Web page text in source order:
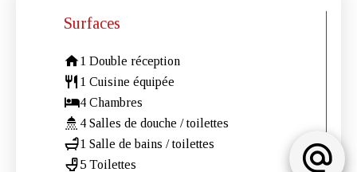
Surfaces
1 Double réception
1 Cuisine équipée
4 Chambres
4 Salles de douche / toilettes
1 Salle de bains / toilettes
5 Toilettes